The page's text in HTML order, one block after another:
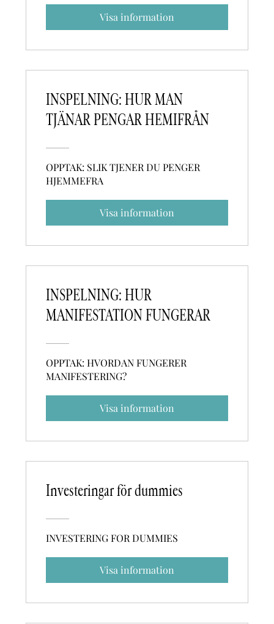
Visa information
INSPELNING: HUR MAN
TJÄNAR PENGAR HEMIFRÅN
OPPTAK: SLIK TJENER DU PENGER
HJEMMEFRA
Visa information
INSPELNING: HUR
MANIFESTATION FUNGERAR
OPPTAK: HVORDAN FUNGERER
MANIFESTERING?
Visa information
Investeringar för dummies
INVESTERING FOR DUMMIES
Visa information